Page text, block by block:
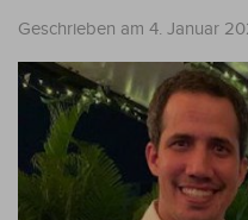
Geschrieben am 4. Januar